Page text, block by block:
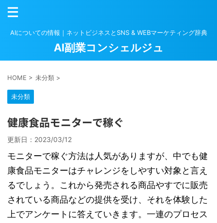
AIについての情報｜ネットビジネスとSNS & WEBマーケティング辞典
AI副業コンシェルジュ
HOME > 未分類 >
未分類
健康食品モニターで稼ぐ
更新日： 2023/03/12
モニターで稼ぐ方法は人気がありますが、中でも健
康食品モニターはチャレンジをしやすい対象と言え
るでしょう。これから発売される商品やすでに販売
されている商品などの提供を受け、それを体験した
上でアンケートに答えていきます。一連のプロセス